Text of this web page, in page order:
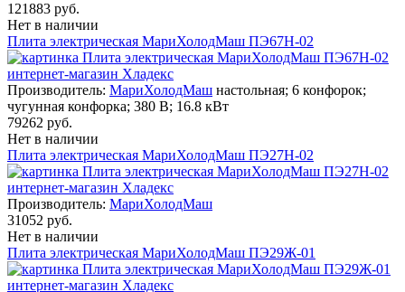
121883 руб.
Нет в наличии
Плита электрическая МариХолодМаш ПЭ67Н-02
Производитель: МариХолодМаш настольная; 6 конфорок;
чугунная конфорка; 380 В; 16.8 кВт
79262 руб.
Нет в наличии
Плита электрическая МариХолодМаш ПЭ27Н-02
Производитель: МариХолодМаш
31052 руб.
Нет в наличии
Плита электрическая МариХолодМаш ПЭ29Ж-01